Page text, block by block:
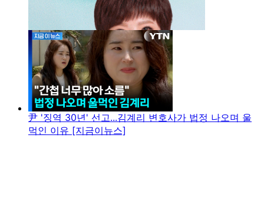
尹 '징역 30년' 선고...김계리 변호사가 법정 나오며 울
먹인 이유 [지금이뉴스]